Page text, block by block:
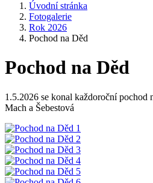
Úvodní stránka
Fotogalerie
Rok 2026
Pochod na Děd
Pochod na Děd
1.5.2026 se konal každoroční pochod
Mach a Šebestová